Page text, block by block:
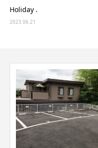
Holiday .
2023.06.21